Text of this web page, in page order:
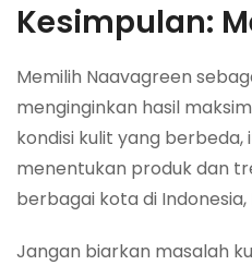
Kesimpulan:
Memilih Naavagreen
menginginkan hasil
kondisi kulit yang
menentukan produk dan
berbagai kota di
Jangan biarkan masalah